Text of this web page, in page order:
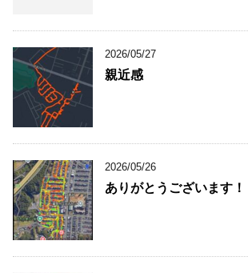
2026/05/27
親近感
2026/05/26
ありがとうございます！